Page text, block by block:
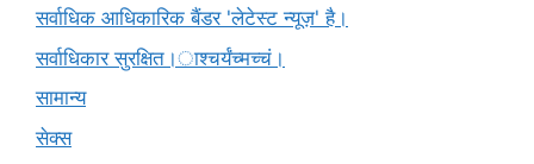
सर्वाधिक आधिकारिक बैंडर 'लेटेस्ट न्यूज़' है।
सर्वाधिकार सुरक्षित।ाश्चर्यंच्मच्चं।
सामान्य
सेक्स